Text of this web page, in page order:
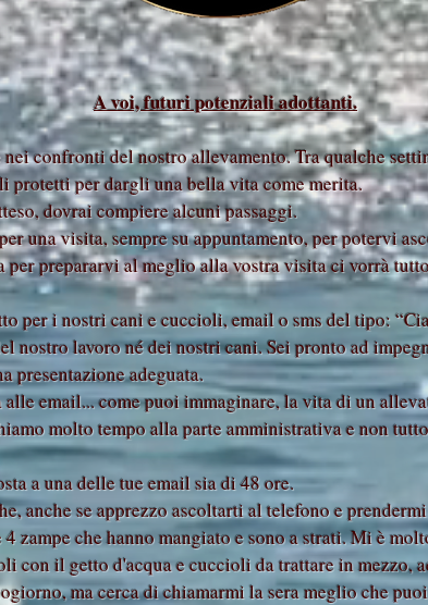
A voi, futuri potenziali adottanti.
confronti del nostro allevamento. Tra qualche
protetti per dargli una bella vita come merita.
dovrai compiere alcuni passaggi.
una visita, sempre su appuntamento, per potervi
per prepararvi al meglio alla vostra visita ci vorrà
per i nostri cani e cuccioli, email o sms del tipo:
nostro lavoro né dei nostri cani. Sei pronto ad
presentazione adeguata.
email... come puoi immaginare, la vita di un
molto tempo alla parte amministrativa e non
a una delle tue email sia di 48 ore.
anche se apprezzo ascoltarti al telefono e
zampe che hanno mangiato e sono a strati. Mi è
con il getto d'acqua e cuccioli da trattare in mezzo,
ma cerca di chiamarmi la sera meglio che